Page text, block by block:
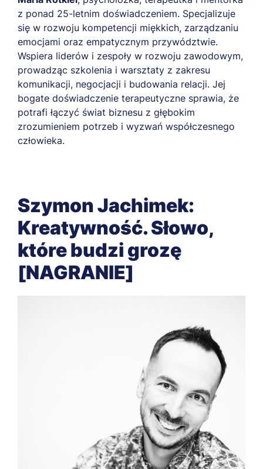
z ponad 25-letnim doświadczeniem. Specjalizuje
się w rozwoju kompetencji miękkich, zarządzaniu
emocjami oraz empatycznym przywództwie.
Wspiera liderów i zespoły w rozwoju zawodowym,
prowadząc szkolenia i warsztaty z zakresu
komunikacji, negocjacji i budowania relacji. Jej
bogate doświadczenie terapeutyczne sprawia, że
potrafi łączyć świat biznesu z głębokim
zrozumieniem potrzeb i wyzwań współczesnego
człowieka.
Szymon Jachimek:
Kreatywność. Słowo,
które budzi grozę
[NAGRANIE]